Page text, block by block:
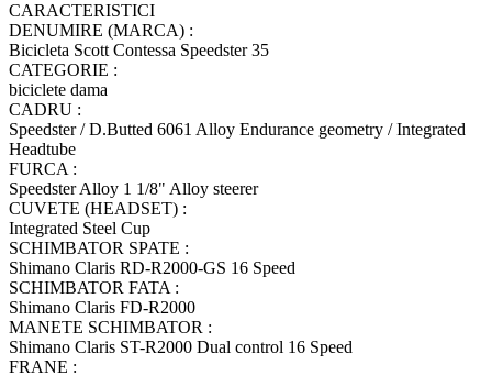
CARACTERISTICI
DENUMIRE (MARCA) :
Bicicleta Scott Contessa Speedster 35
CATEGORIE :
biciclete dama
CADRU :
Speedster / D.Butted 6061 Alloy Endurance geometry / Integrated
Headtube
FURCA :
Speedster Alloy 1 1/8" Alloy steerer
CUVETE (HEADSET) :
Integrated Steel Cup
SCHIMBATOR SPATE :
Shimano Claris RD-R2000-GS 16 Speed
SCHIMBATOR FATA :
Shimano Claris FD-R2000
MANETE SCHIMBATOR :
Shimano Claris ST-R2000 Dual control 16 Speed
FRANE :